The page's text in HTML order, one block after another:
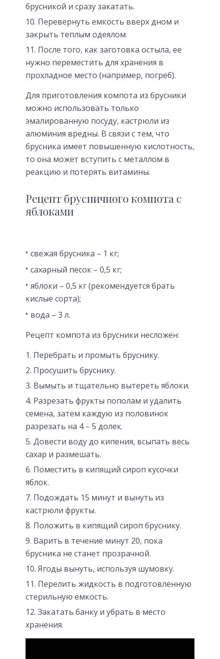
брусникой и сразу закатать.
Перевернуть емкость вверх дном и
закрыть теплым одеялом.
После того, как заготовка остыла, ее
нужно переместить для хранения в
прохладное место (например, погреб).
Для приготовления компота из брусники
можно использовать только
эмалированную посуду, кастрюли из
алюминия вредны. В связи с тем, что
брусника имеет повышенную кислотность,
то она может вступить с металлом в
реакцию и потерять витамины.
Рецепт брусничного компота с
яблоками
свежая брусника – 1 кг;
сахарный песок – 0,5 кг;
яблоки – 0,5 кг (рекомендуется брать
кислые сорта);
вода – 3 л.
Рецепт компота из брусники несложен:
Перебрать и промыть бруснику.
Просушить бруснику.
Вымыть и тщательно вытереть яблоки.
Разрезать фрукты пополам и удалить
семена, затем каждую из половинок
разрезать на 4 – 5 долек.
Довести воду до кипения, всыпать весь
сахар и размешать.
Поместить в кипящий сироп кусочки
яблок.
Подождать 15 минут и вынуть из
кастрюли фрукты.
Положить в кипящий сироп бруснику.
Варить в течение минут 20, пока
брусника не станет прозрачной.
Ягоды вынуть, используя шумовку.
Перелить жидкость в подготовленную
стерильную емкость.
Закатать банку и убрать в место
хранения.